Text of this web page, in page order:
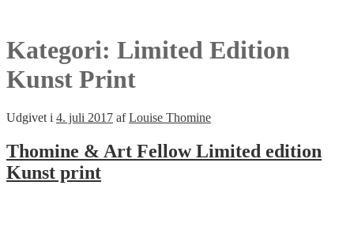
Kategori: Limited Edition
Kunst Print
Udgivet i 4. juli 2017 afLouise Thomine
Thomine & Art Fellow Limited edition
Kunst print